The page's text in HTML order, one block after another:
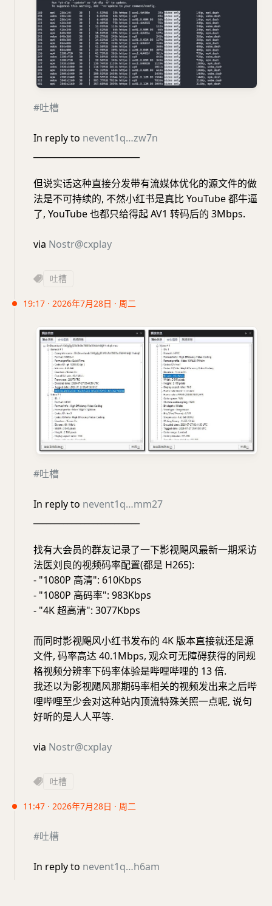
#吐槽
In reply to nevent1q…zw7n
但说实话这种直接分发带有流媒体优化的源文件的做
法是不可持续的, 不然小红书是真比 YouTube 都牛逼
了, YouTube 也都只给得起 AV1 转码后的 3Mbps.
via Nostr@cxplay
吐槽
19:17 · 2026年7月28日 · 周二
#吐槽
In reply to nevent1q…mm27
找有大会员的群友记录了一下影视飓风最新一期采访
法医刘良的视频码率配置(都是 H265):
- "1080P 高清": 610Kbps
- "1080P 高码率": 983Kbps
- "4K 超高清": 3077Kbps
而同时影视飓风小红书发布的 4K 版本直接就还是源
文件, 码率高达 40.1Mbps, 观众可无障碍获得的同规
格视频分辨率下码率体验是哔哩哔哩的 13 倍.
我还以为影视飓风那期码率相关的视频发出来之后哔
哩哔哩至少会对这种站内顶流特殊关照一点呢, 说句
好听的是人人平等.
via Nostr@cxplay
吐槽
11:47 · 2026年7月28日 · 周二
#吐槽
In reply to nevent1q…h6am